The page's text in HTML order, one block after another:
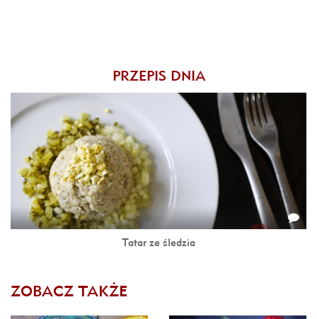
PRZEPIS DNIA
Tatar ze śledzia
ZOBACZ TAKŻE